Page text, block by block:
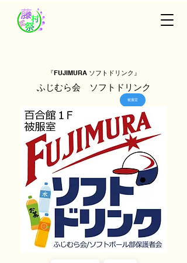
『FUJIMURA ソフトドリンク』
ふじむら会 ソフトドリンク
被服室